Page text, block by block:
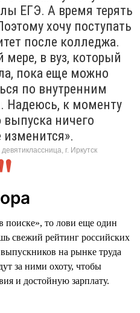
ЕГЭ. А время терять
хочу поступать
после колледжа.
мере, в вуз, который
пока еще можно
по внутренним
Надеюсь, к моменту
выпуска ничего
изменится».
г. Иркутск
поиске», то лови еще один
свежий рейтинг российских
на рынке труда
за ними охоту, чтобы
и достойную зарплату.